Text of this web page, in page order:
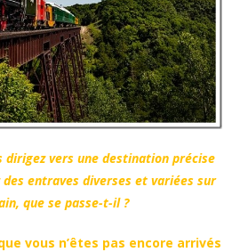
dirigez vers une destination précise
des entraves diverses et variées sur
que se passe-t-il ?
vous n’êtes pas encore arrivés